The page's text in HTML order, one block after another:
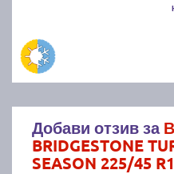
Добави отзив за
BRIDGESTONE
SEASON 225/45